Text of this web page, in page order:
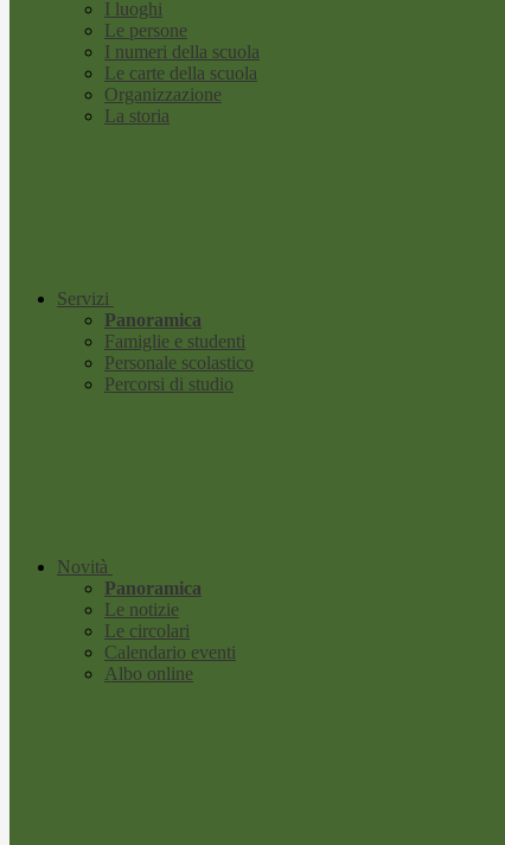
I luoghi
Le persone
I numeri della scuola
Le carte della scuola
Organizzazione
La storia
Servizi
Panoramica
Famiglie e studenti
Personale scolastico
Percorsi di studio
Novità
Panoramica
Le notizie
Le circolari
Calendario eventi
Albo online